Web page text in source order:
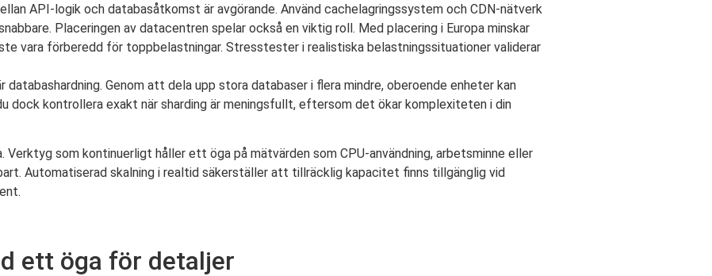
API-logik och databasåtkomst är avgörande. Använd cachelagringssystem och CDN-nätverk
Placeringen av datacentren spelar också en viktig roll. Med placering i Europa minskar
vara förberedd för toppbelastningar. Stresstester i realistiska belastningssituationer validerar
databashardning. Genom att dela upp stora databaser i flera mindre, oberoende enheter kan
dock kontrollera exakt när sharding är meningsfullt, eftersom det ökar komplexiteten i din
som kontinuerligt håller ett öga på mätvärden som CPU-användning, arbetsminne eller
Automatiserad skalning i realtid säkerställer att tillräcklig kapacitet finns tillgänglig vid
ett öga för detaljer